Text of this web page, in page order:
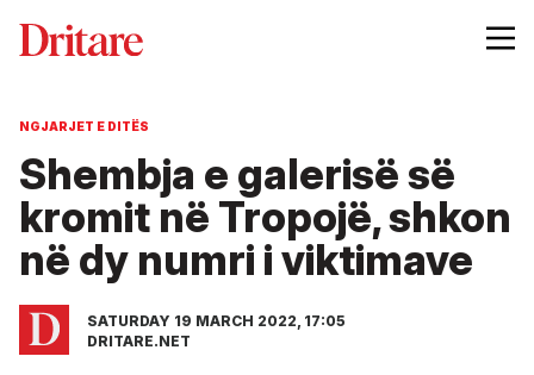
NGJARJET E DITËS
Shembja e galerisë së
kromit në Tropojë, shkon
në dy numri i viktimave
SATURDAY 19 MARCH 2022, 17:05
DRITARE.NET